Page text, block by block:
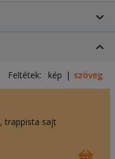
Feltétek: kép szöveg
trappista sajt